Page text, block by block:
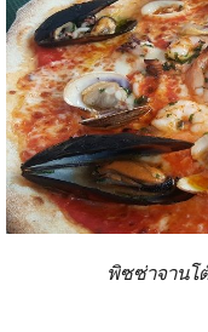
พิซซ่าจานโ